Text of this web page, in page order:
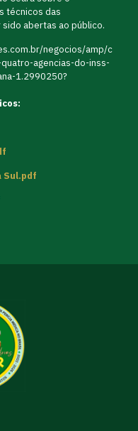
técnicos das
abertas ao público.
negocios/amp/c
agencias-do-inss-
1.2990250?
Sul.pdf